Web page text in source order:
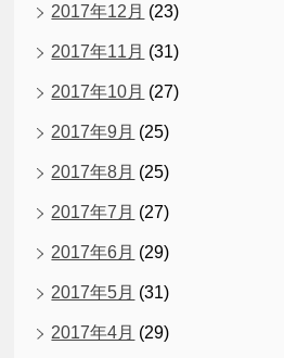
2017年12月 (23)
2017年11月 (31)
2017年10月 (27)
2017年9月 (25)
2017年8月 (25)
2017年7月 (27)
2017年6月 (29)
2017年5月 (31)
2017年4月 (29)